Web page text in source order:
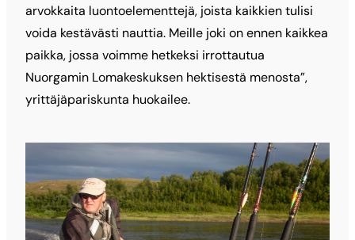
arvokkaita luontoelementtejä, joista kaikkien tulisi
voida kestävästi nauttia. Meille joki on ennen kaikkea
paikka, jossa voimme hetkeksi irrottautua
Nuorgamin Lomakeskuksen hektisestä menosta”,
yrittäjäpariskunta huokailee.